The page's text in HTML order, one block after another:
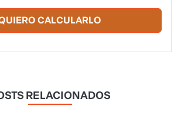
CALCULARLO
RELACIONADOS